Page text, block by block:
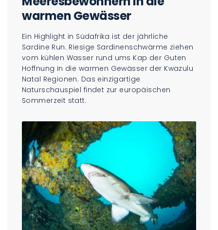
warmen Gewässer
Ein Highlight in Südafrika ist der jährliche
Sardine Run. Riesige Sardinenschwärme ziehen
vom kühlen Wasser rund ums Kap der Guten
Hoffnung in die warmen Gewässer der Kwazulu
Natal Regionen. Das einzigartige
Naturschauspiel findet zur europäischen
Sommerzeit statt.